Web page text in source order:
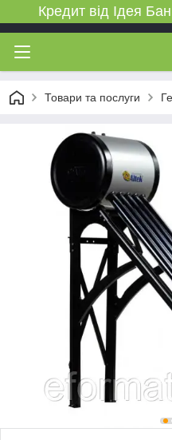
Кредит від Ідея
Товари та послуги